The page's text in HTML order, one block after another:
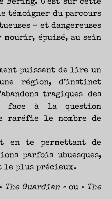
Béring. C’est sur cette
témoigner du parcours
– et dangereuses
épuisé, au sein
puissant de lire un
région, d’instinct
tragiques des
face à la question
raréfie le nombre de
en te permettant de
parfois ubuesques,
le plus précieux.
« The Guardian » ou « The